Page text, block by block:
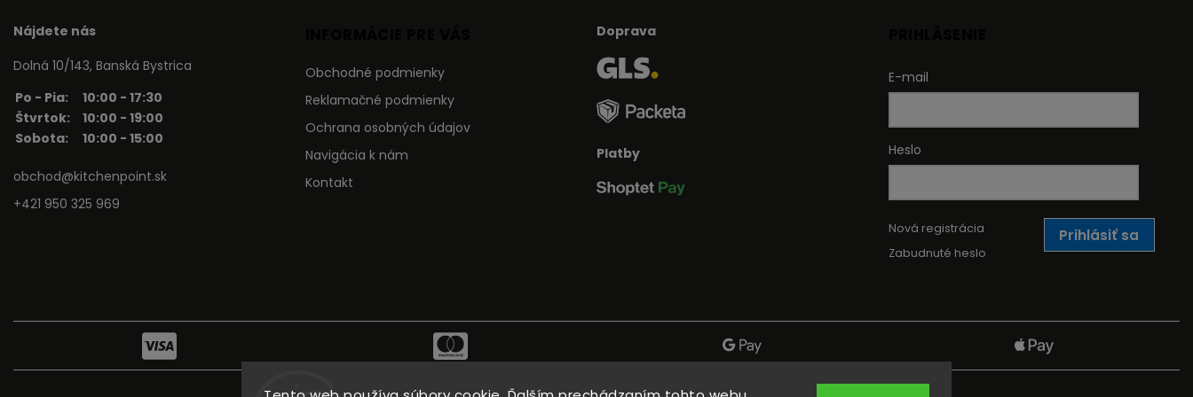
Nájdete nás
Dolná 10/143, Banská Bystrica
Po - Pia:
10:00 - 17:30
Štvrtok:
10:00 - 19:00
Sobota:
10:00 - 15:00
obchod@kitchenpoint.sk
+421 950 325 969
Obchodné podmienky
Reklamačné podmienky
Ochrana osobných údajov
Navigácia k nám
Kontakt
Doprava
Platby
E-mail
Heslo
Prihlásiť sa
Nová registrácia
Zabudnuté heslo